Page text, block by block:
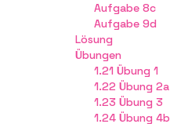
Aufgabe 8c
Aufgabe 9d
Lösung
Übungen
1.21 Übung 1
1.22 Übung 2a
1.23 Übung 3
1.24 Übung 4b